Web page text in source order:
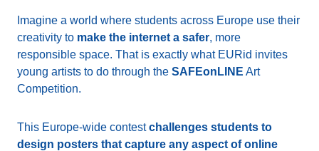
Imagine a world where students across Europe use their
creativity to make the internet a safer, more
responsible space. That is exactly what EURid invites
young artists to do through the SAFEonLINE Art
Competition.
This Europe-wide contestchallenges students to
design posters that capture any aspect of online